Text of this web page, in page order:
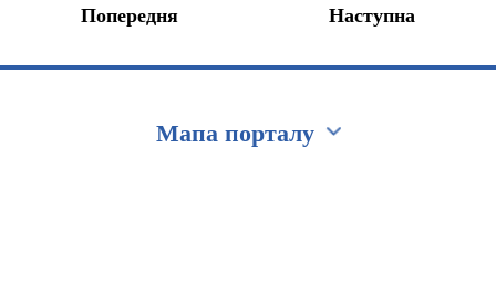
Попередня Наступна
Мапа порталу